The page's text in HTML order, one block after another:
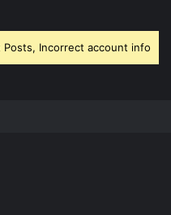
Incorrect account info.